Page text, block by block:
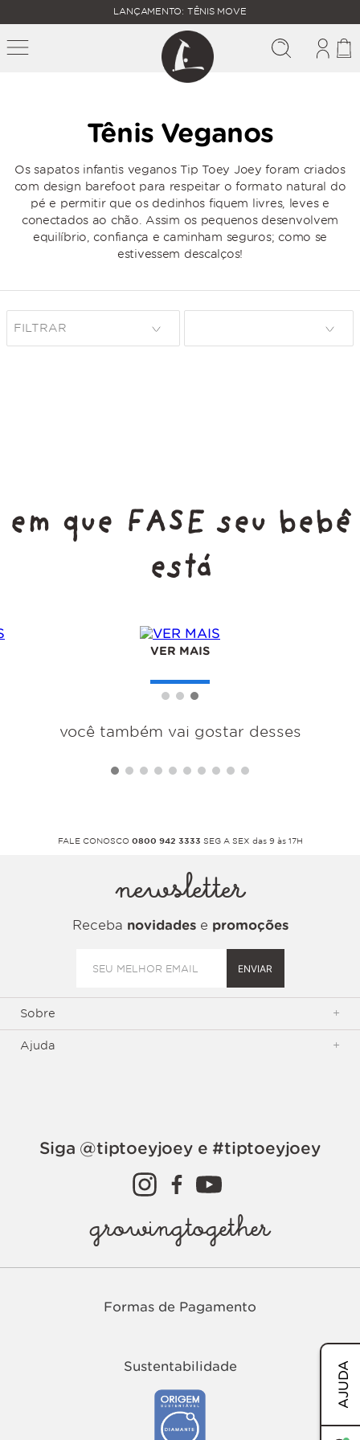
FALTAM
MAIS
R$
400,00
PARA O
FRETE
GRÁTIS
LANÇAMENTO: TÊNIS MOVE
AJUDA
Tênis Veganos
Os sapatos infantis veganos Tip Toey Joey foram criados
com design barefoot para respeitar o formato natural do
pé e permitir que os dedinhos fiquem livres, leves e
conectados ao chão. Assim os pequenos desenvolvem
equilíbrio, confiança e caminham seguros; como se
estivessem descalços!
FILTRAR
em que FASE seu bebê
está
VER MAIS
você também vai gostar desses
FALE CONOSCO 0800 942 3333 SEG A SEX das 9 às 17H
newsletter
Receba novidadese promoções
ENVIAR
Sobre +
Ajuda +
Siga @tiptoeyjoey e #tiptoeyjoey
growingtogether
Formas de Pagamento
Sustentabilidade